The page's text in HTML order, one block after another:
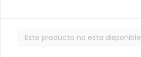
Este producto no esta disponible